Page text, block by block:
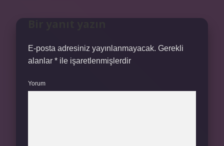
E-posta adresiniz yayınlanmayacak. Gerekli
alanlar * ile işaretlenmişlerdir
Yorum